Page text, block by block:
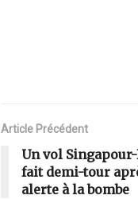
Article Précédent
Un vol Singapour-
fait demi-tour
alerte à la bombe